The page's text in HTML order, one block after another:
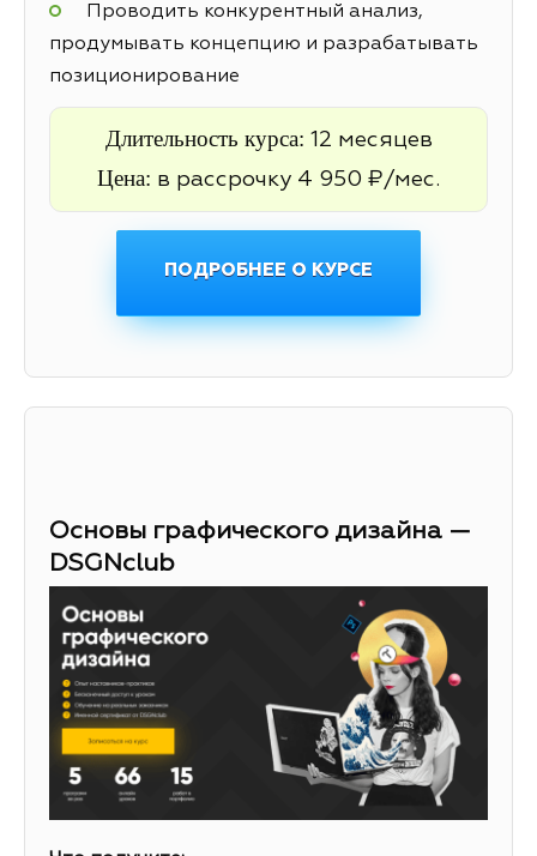
Проводить конкурентный анализ,
продумывать концепцию и разрабатывать
позиционирование
Длительность курса: 12 месяцев
Цена: в рассрочку 4 950 ₽/мес.
ПОДРОБНЕЕ О КУРСЕ
Основы графического дизайна —
DSGNclub